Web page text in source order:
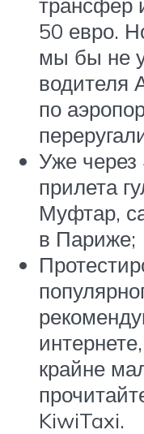
50 евро.
мы бы не
водителя
по
Уже
прилета
Муфтар,
в Париже;
крайне
KiwiTaxi.